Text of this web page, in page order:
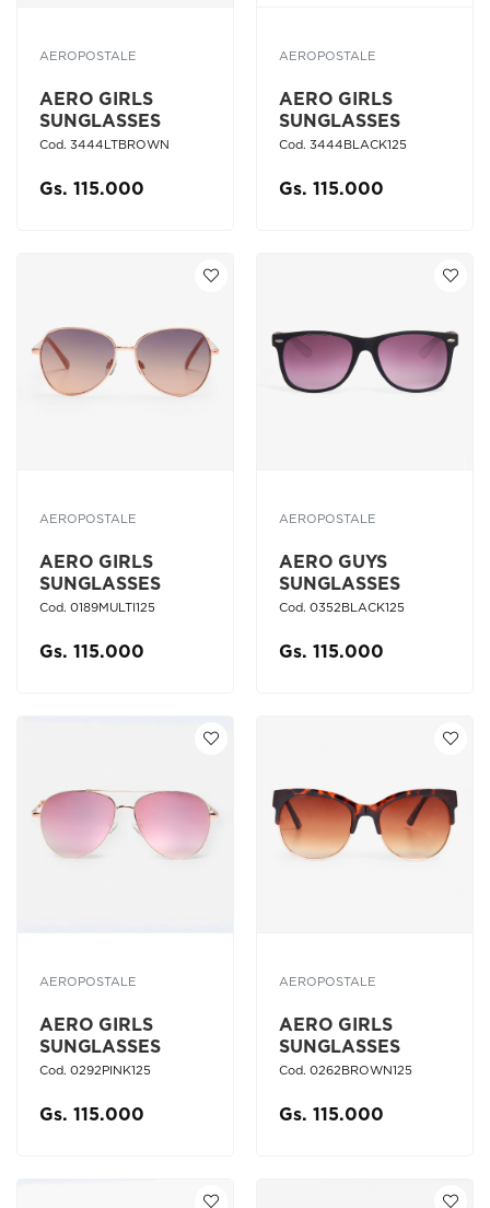
AEROPOSTALE
AERO GIRLS
SUNGLASSES
Cod. 3444LTBROWN
Gs. 115.000
AEROPOSTALE
AERO GIRLS
SUNGLASSES
Cod. 3444BLACK125
Gs. 115.000
AEROPOSTALE
AERO GIRLS
SUNGLASSES
Cod. 0189MULTI125
Gs. 115.000
AEROPOSTALE
AERO GUYS
SUNGLASSES
Cod. 0352BLACK125
Gs. 115.000
AEROPOSTALE
AERO GIRLS
SUNGLASSES
Cod. 0292PINK125
Gs. 115.000
AEROPOSTALE
AERO GIRLS
SUNGLASSES
Cod. 0262BROWN125
Gs. 115.000